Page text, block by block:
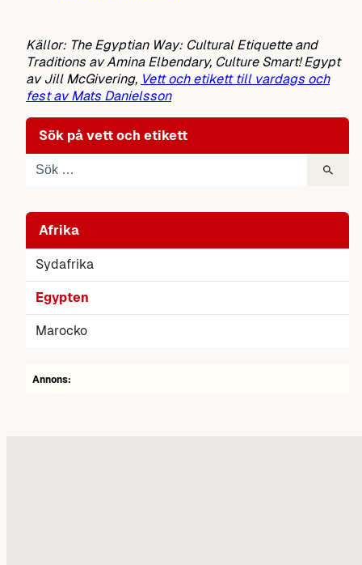
Sök på vett och etikett
Afrika
Sydafrika
Egypten
Marocko
Annons:
Källor: The Egyptian Way: Cultural Etiquette and
Traditions av Amina Elbendary, Culture Smart! Egypt
av Jill McGivering, Vett och etikett till vardags och
fest av Mats Danielsson